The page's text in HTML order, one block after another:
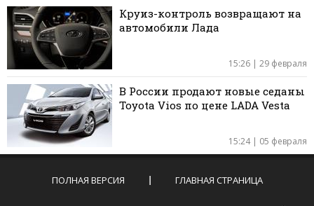
Круиз-контроль возвращают на
автомобили Лада
15:26 | 29 февраля
В России продают новые седаны
Toyota Vios по цене LADA Vesta
15:24 | 05 февраля
ПОЛНАЯ ВЕРСИЯ ГЛАВНАЯ СТРАНИЦА